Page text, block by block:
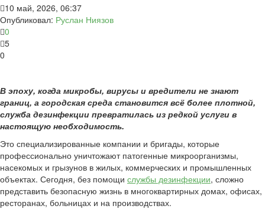
10 май, 2026, 06:37
Опубликовал: Руслан Ниязов
0
5
0
В эпоху, когда микробы, вирусы и вредители не знают
границ, а городская среда становится всё более плотной,
служба дезинфекции превратилась из редкой услуги в
настоящую необходимость.
Это специализированные компании и бригады, которые
профессионально уничтожают патогенные микроорганизмы,
насекомых и грызунов в жилых, коммерческих и промышленных
объектах. Сегодня, без помощи службы дезинфекции, сложно
представить безопасную жизнь в многоквартирных домах, офисах,
ресторанах, больницах и на производствах.